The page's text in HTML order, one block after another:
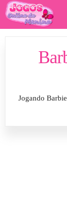
Jogando